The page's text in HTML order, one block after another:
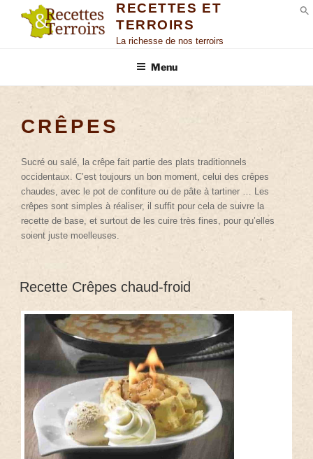
RECETTES ET
TERROIRS
La richesse de nos terroirs
Menu
CRÊPES
Sucré ou salé, la crêpe fait partie des plats traditionnels
occidentaux. C’est toujours un bon moment, celui des crêpes
chaudes, avec le pot de confiture ou de pâte à tartiner … Les
crêpes sont simples à réaliser, il suffit pour cela de suivre la
recette de base, et surtout de les cuire très fines, pour qu’elles
soient juste moelleuses.
Recette Crêpes chaud-froid